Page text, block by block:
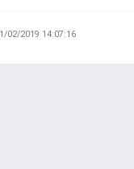
02/2019 14:07:16